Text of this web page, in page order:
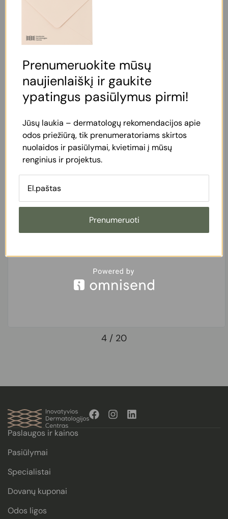
Klientai kalba apie mus
GK
★ ★★★★
Nuoširdus AČIŪ, kad esate, kad rūpinatės
mumis. AČIŪ kaip tai darote. Atskiras AČIŪ
prof. Matildai. Džiugu, kad turime medikus iš
didžiosios raidės, profesionalius, jautrius,
matančius žmogų.
4 / 20
Paslaugos ir kainos
Pasiūlymai
Specialistai
Dovanų kuponai
Odos ligos
Prenumeruokite mūsų
naujienlaiškį ir gaukite
ypatingus pasiūlymus pirmi!
Jūsų laukia – dermatologų rekomendacijos apie
odos priežiūrą, tik prenumeratoriams skirtos
nuolaidos ir pasiūlymai, kvietimai į mūsų
renginius ir projektus.
Prenumeruoti